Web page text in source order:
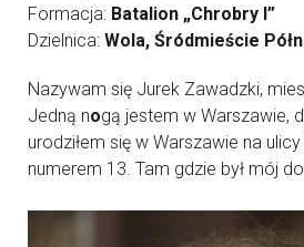
Formacja: Batalion „Chrobry I”
Dzielnica: Wola, Śródmieście
Nazywam się Jurek Zawadzki,
Jedną nogą jestem w Warszawie,
urodziłem się w Warszawie na
numerem 13. Tam gdzie był mój